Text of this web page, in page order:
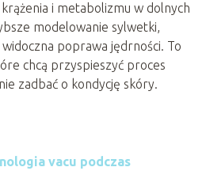
i metabolizmu w dolnych
modelowanie sylwetki,
poprawa jędrności. To
chcą przyspieszyć proces
zadbać o kondycję skóry.
vacu podczas